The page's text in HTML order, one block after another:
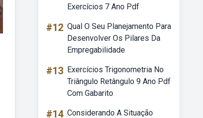
Exercícios 7 Ano Pdf
#12 Qual O Seu Planejamento Para
Desenvolver Os Pilares Da
Empregabilidade
#13 Exercícios Trigonometria No
Triângulo Retângulo 9 Ano Pdf
Com Gabarito
#14 Considerando A Situação